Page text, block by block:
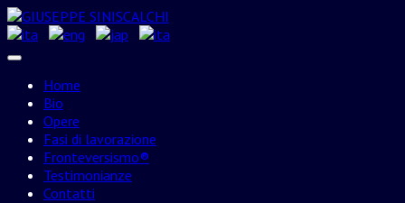
Skip
to
content
Home
Bio
Opere
Fasi di lavorazione
Fronteversismo®
Testimonianze
Contatti